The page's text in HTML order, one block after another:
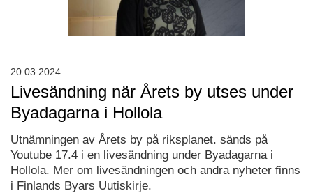
Livesändning när Årets by utses under
Byadagarna i Hollola
Utnämningen av Årets by på riksplanet. sänds på
Youtube 17.4 i en livesändning under Byadagarna i
Hollola. Mer om livesändningen och andra nyheter finns
i Finlands Byars Uutiskirje.
20.03.2024